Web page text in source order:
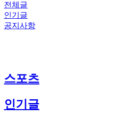
전체글
인기글
공지사항
스포츠
인기글